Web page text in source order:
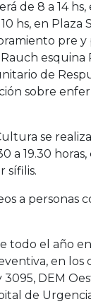
de 8 a 14
hs, en Plaza
pre
esquina
de
sobre
se
a 19.30 horas,
sífilis.
a personas
todo el año
en los
DEM
de